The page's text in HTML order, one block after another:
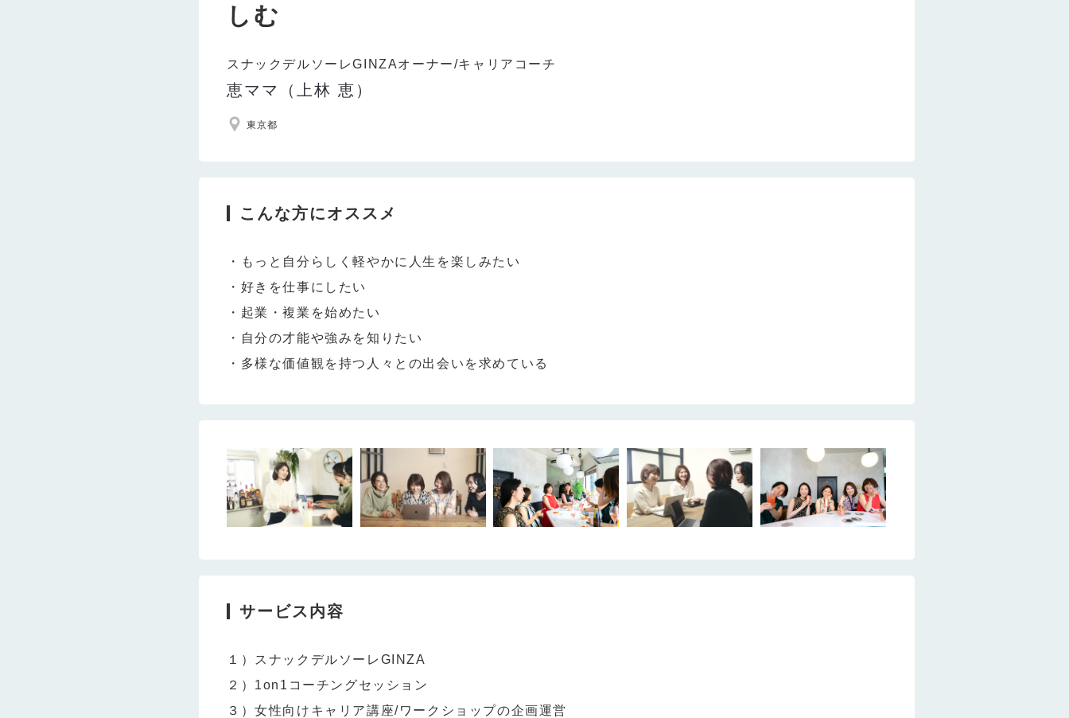
しむ
スナックデルソーレGINZAオーナー/キャリアコーチ
恵ママ（上林 恵）
東京都
こんな方にオススメ
・もっと自分らしく軽やかに人生を楽しみたい
・好きを仕事にしたい
・起業・複業を始めたい
・自分の才能や強みを知りたい
・多様な価値観を持つ人々との出会いを求めている
サービス内容
１）スナックデルソーレGINZA
２）1on1コーチングセッション
３）女性向けキャリア講座/ワークショップの企画運営